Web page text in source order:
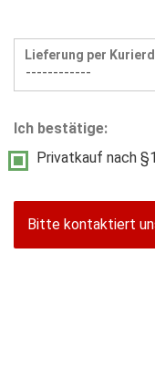
Lieferung per
Ich bestätige:
Privatkauf nach
Bitte kontaktiert